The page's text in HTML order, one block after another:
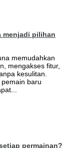
menjadi pilihan
memudahkan
mengakses fitur,
kesulitan.
baru
permainan?